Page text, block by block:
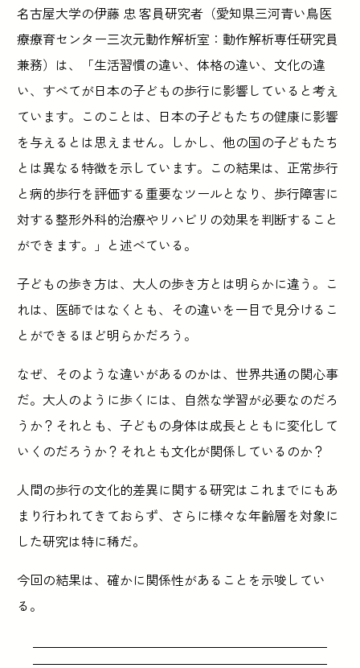
名古屋大学の伊藤 忠 客員研究者（愛知県三河青い鳥医
療療育センター三次元動作解析室：動作解析専任研究員
兼務）は、「生活習慣の違い、体格の違い、文化の違
い、すべてが日本の子どもの歩行に影響していると考え
ています。このことは、日本の子どもたちの健康に影響
を与えるとは思えません。しかし、他の国の子どもたち
とは異なる特徴を示しています。この結果は、正常歩行
と病的歩行を評価する重要なツールとなり、歩行障害に
対する整形外科的治療やリハビリの効果を判断すること
ができます。」と述べている。
子どもの歩き方は、大人の歩き方とは明らかに違う。こ
れは、医師ではなくとも、その違いを一目で見分けるこ
とができるほど明らかだろう。
なぜ、そのような違いがあるのかは、世界共通の関心事
だ。大人のように歩くには、自然な学習が必要なのだろ
うか？それとも、子どもの身体は成長とともに変化して
いくのだろうか？それとも文化が関係しているのか？
人間の歩行の文化的差異に関する研究はこれまでにもあ
まり行われてきておらず、さらに様々な年齢層を対象に
した研究は特に稀だ。
今回の結果は、確かに関係性があることを示唆してい
る。